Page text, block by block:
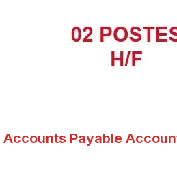
Accounts Payable